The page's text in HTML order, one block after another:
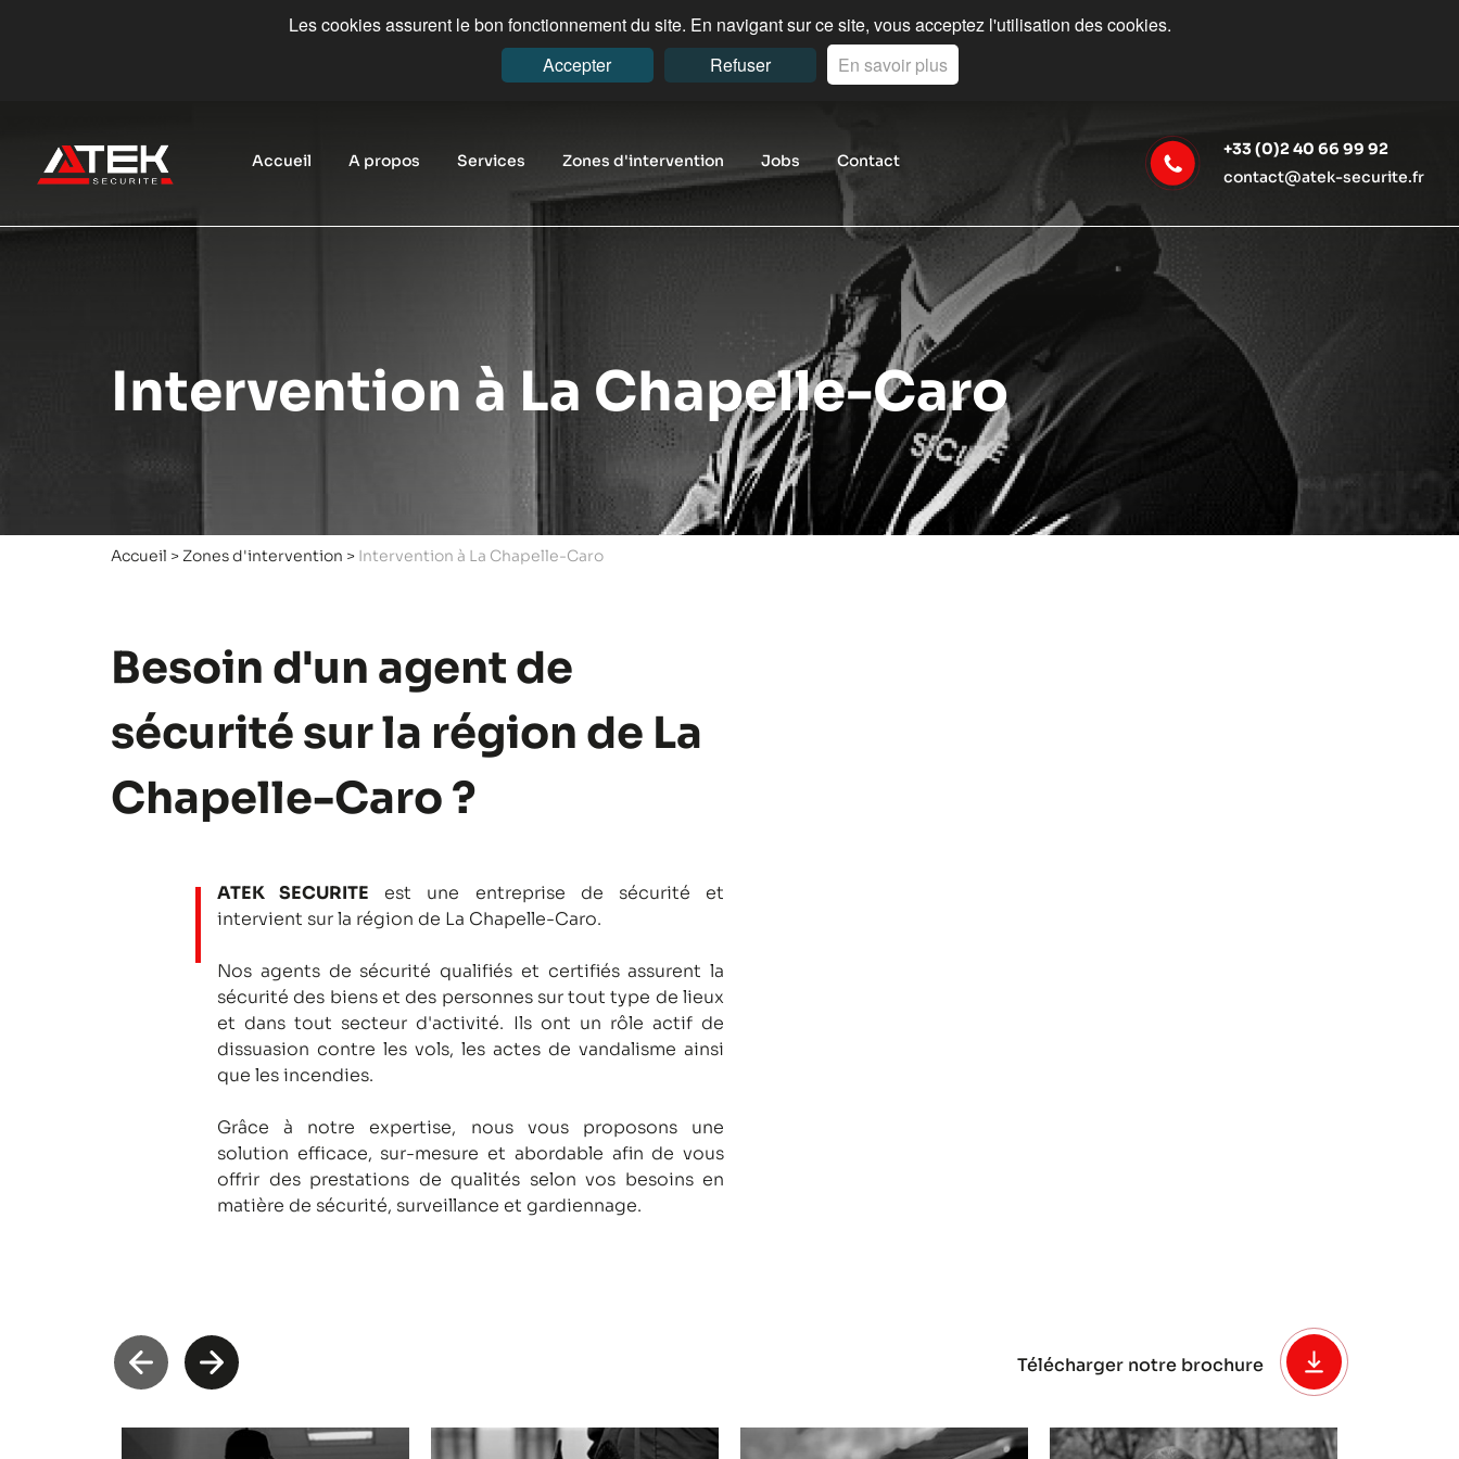
Les cookies assurent le bon fonctionnement du site. En navigant sur ce site, vous acceptez l'utilisation des cookies.
Accepter
Refuser En savoir plus
Accueil A propos Services Zones d'intervention Jobs Contact
+33 (0)2 40 66 99 92
contact@atek-securite.fr
Intervention à La Chapelle-Caro
Accueil > Zones d'intervention > Intervention à La Chapelle-Caro
Besoin d'un agent de
sécurité sur la région de La
Chapelle-Caro ?
ATEK SECURITE est une entreprise de sécurité et
intervient sur la région de La Chapelle-Caro.
Nos agents de sécurité qualifiés et certifiés assurent la
sécurité des biens et des personnes sur tout type de lieux
et dans tout secteur d'activité. Ils ont un rôle actif de
dissuasion contre les vols, les actes de vandalisme ainsi
que les incendies.
Grâce à notre expertise, nous vous proposons une
solution efficace, sur-mesure et abordable afin de vous
offrir des prestations de qualités selon vos besoins en
matière de sécurité, surveillance et gardiennage.
Télécharger notre brochure